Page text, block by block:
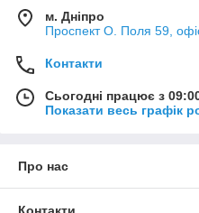
м. Дніпро
Проспект О. Поля 59,
Контакти
Сьогодні працює з
Показати весь графік
Про нас